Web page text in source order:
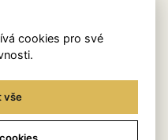
cookies pro své
vše